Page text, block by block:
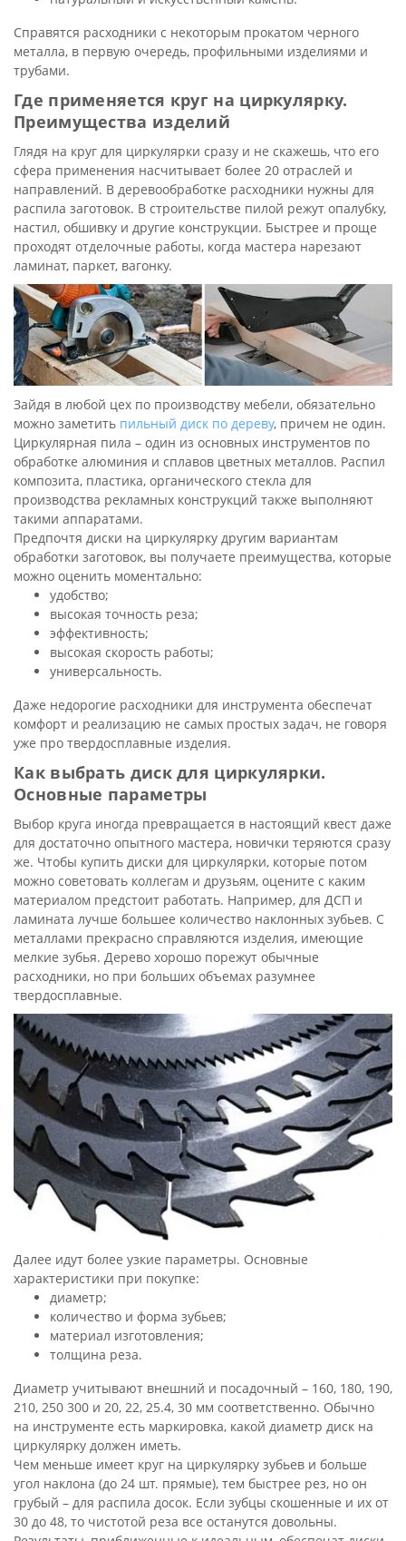
Справятся расходники с некоторым прокатом черного
металла, в первую очередь, профильными изделиями и
трубами.
Где применяется круг на циркулярку.
Преимущества изделий
Глядя на круг для циркулярки сразу и не скажешь, что его
сфера применения насчитывает более 20 отраслей и
направлений. В деревообработке расходники нужны для
распила заготовок. В строительстве пилой режут опалубку,
настил, обшивку и другие конструкции. Быстрее и проще
проходят отделочные работы, когда мастера нарезают
ламинат, паркет, вагонку.
Зайдя в любой цех по производству мебели, обязательно
можно заметить пильный диск по дереву, причем не один.
Циркулярная пила – один из основных инструментов по
обработке алюминия и сплавов цветных металлов. Распил
композита, пластика, органического стекла для
производства рекламных конструкций также выполняют
такими аппаратами.
Предпочтя диски на циркулярку другим вариантам
обработки заготовок, вы получаете преимущества, которые
можно оценить моментально:
удобство;
высокая точность реза;
эффективность;
высокая скорость работы;
универсальность.
Даже недорогие расходники для инструмента обеспечат
комфорт и реализацию не самых простых задач, не говоря
уже про твердосплавные изделия.
Как выбрать диск для циркулярки.
Основные параметры
Выбор круга иногда превращается в настоящий квест даже
для достаточно опытного мастера, новички теряются сразу
же. Чтобы купить диски для циркулярки, которые потом
можно советовать коллегам и друзьям, оцените с каким
материалом предстоит работать. Например, для ДСП и
ламината лучше большее количество наклонных зубьев. С
металлами прекрасно справляются изделия, имеющие
мелкие зубья. Дерево хорошо порежут обычные
расходники, но при больших объемах разумнее
твердосплавные.
Далее идут более узкие параметры. Основные
характеристики при покупке:
диаметр;
количество и форма зубьев;
материал изготовления;
толщина реза.
Диаметр учитывают внешний и посадочный – 160, 180, 190,
210, 250 300 и 20, 22, 25.4, 30 мм соответственно. Обычно
на инструменте есть маркировка, какой диаметр диск на
циркулярку должен иметь.
Чем меньше имеет круг на циркулярку зубьев и больше
угол наклона (до 24 шт. прямые), тем быстрее рез, но он
грубый – для распила досок. Если зубцы скошенные и их от
30 до 48, то чистотой реза все останутся довольны.